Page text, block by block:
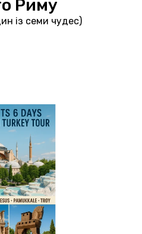
Риму
із семи чудес)